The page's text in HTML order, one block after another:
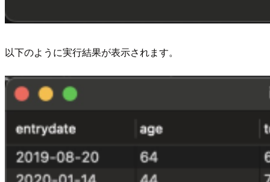
以下のように実行結果が表示されます。